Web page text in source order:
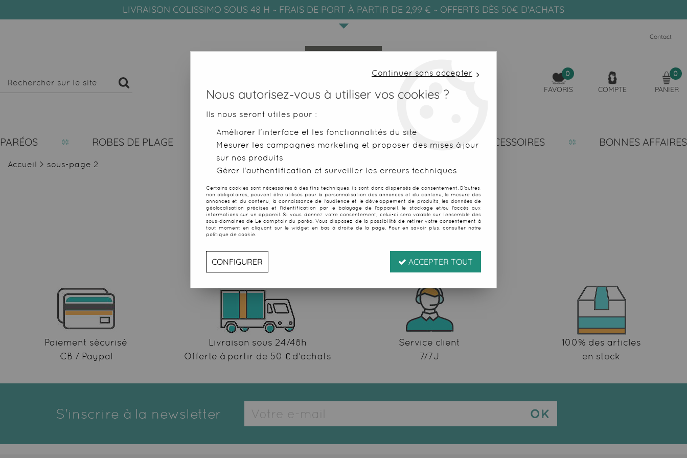
LIVRAISON COLISSIMO SOUS 48 H ~ FRAIS DE PORT À PARTIR DE 2,99 € ~ OFFERTS DÈS 50€ D'ACHATS
Contact
0
FAVORIS COMPTE
0
PANIER
PARÉOS ROBES DE PLAGE SERVIETTES DE PLAGE FOUTAS ACCESSOIRES BONNES AFFAIRES
Accueil > sous-page 2
SOUS-PAGE 2
Paiement sécurisé
CB / Paypal
Livraison sous 24/48h
Offerte à partir de 50 € d'achats
Service client
7/7J
100% des articles
en stock
S'inscrire à la newsletter
Continuer sans accepter
Nous autorisez-vous à utiliser vos cookies ?
Ils nous seront utiles pour :
Améliorer l'interface et les fonctionnalités du site
Mesurer les campagnes marketing et proposer des mises à jour
sur nos produits
Gérer l'authentification et surveiller les erreurs techniques
Certains cookies sont nécessaires à des fins techniques, ils sont donc dispensés de consentement. D'autres,
non obligatoires, peuvent être utilisés pour la personnalisation des annonces et du contenu, la mesure des
annonces et du contenu, la connaissance de l'audience et le développement de produits, les données de
géolocalisation précises et l'identification par le balayage de l'appareil, le stockage et/ou l'accès aux
informations sur un appareil. Si vous donnez votre consentement, celui-ci sera valable sur l’ensemble des
sous-domaines de Le comptoir du paréo. Vous disposez de la possibilité de retirer votre consentement à
tout moment en cliquant sur le widget en bas à droite de la page. Pour en savoir plus, consulter notre
politique de cookie.
CONFIGURER ACCEPTER TOUT